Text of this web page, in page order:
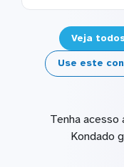
Veja
Use este
Tenha acesso
Kondado